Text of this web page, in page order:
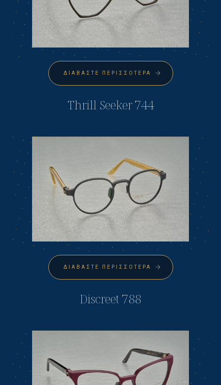
ΔΙΑΒΆΣΤΕ ΠΕΡΙΣΣΌΤΕΡΑ
Thrill Seeker 744
ΔΙΑΒΆΣΤΕ ΠΕΡΙΣΣΌΤΕΡΑ
Discreet 788